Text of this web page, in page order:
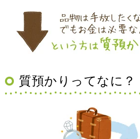
（大阪府豊中市）買取査定の流れがと
やすくとても良い時間になりました!!
質預かりってなに？